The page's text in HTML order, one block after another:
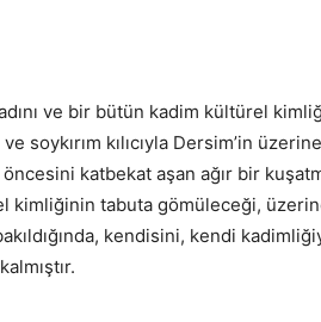
ve bir bütün kadim kültürel
ve soykırım kılıcıyla Dersim’in
katbekat aşan ağır bir
kimliğinin tabuta gömüleceği,
kendisini, kendi